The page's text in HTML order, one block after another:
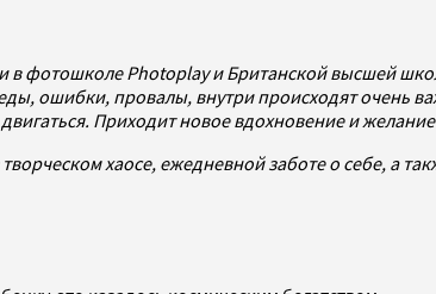
в фотошколе Photoplay и Британской высшей
ошибки, провалы, внутри происходят очень
Приходит новое вдохновение и
хаосе, ежедневной заботе о себе, а